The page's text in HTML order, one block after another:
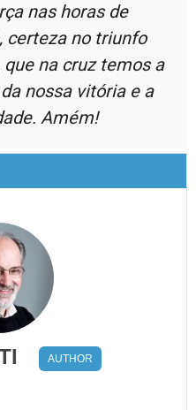
nas horas de
certeza no triunfo
que na cruz temos a
nossa vitória e a
Amém!
AUTHOR